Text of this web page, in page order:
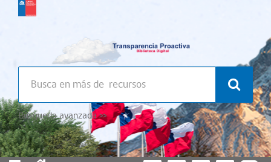
Búsqueda avanzada >>